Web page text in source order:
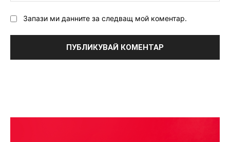
Запази ми данните за следващ мой коментар.